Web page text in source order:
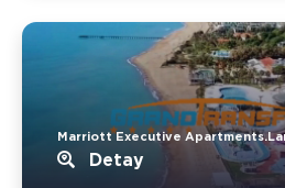
Marriott Executive
Detay